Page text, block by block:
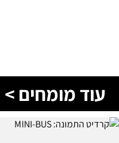
עוד מומחים >